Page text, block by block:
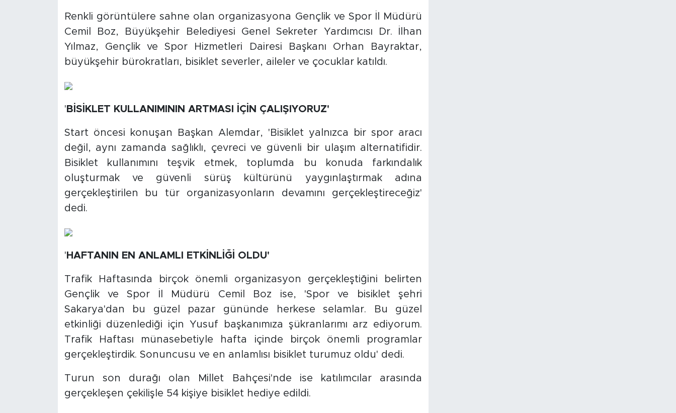
Renkli görüntülere sahne olan organizasyona Gençlik ve Spor İl Müdürü
Cemil Boz, Büyükşehir Belediyesi Genel Sekreter Yardımcısı Dr. İlhan
Yılmaz, Gençlik ve Spor Hizmetleri Dairesi Başkanı Orhan Bayraktar,
büyükşehir bürokratları, bisiklet severler, aileler ve çocuklar katıldı.
' BİSİKLET KULLANIMININ ARTMASI İÇİN ÇALIŞIYORUZ'
Start öncesi konuşan Başkan Alemdar, 'Bisiklet yalnızca bir spor aracı
değil, aynı zamanda sağlıklı, çevreci ve güvenli bir ulaşım alternatifidir.
Bisiklet kullanımını teşvik etmek, toplumda bu konuda farkındalık
oluşturmak ve güvenli sürüş kültürünü yaygınlaştırmak adına
gerçekleştirilen bu tür organizasyonların devamını gerçekleştireceğiz'
dedi.
' HAFTANIN EN ANLAMLI ETKİNLİĞİ OLDU'
Trafik Haftasında birçok önemli organizasyon gerçekleştiğini belirten
Gençlik ve Spor İl Müdürü Cemil Boz ise, 'Spor ve bisiklet şehri
Sakarya'dan bu güzel pazar gününde herkese selamlar. Bu güzel
etkinliği düzenlediği için Yusuf başkanımıza şükranlarımı arz ediyorum.
Trafik Haftası münasebetiyle hafta içinde birçok önemli programlar
gerçekleştirdik. Sonuncusu ve en anlamlısı bisiklet turumuz oldu' dedi.
Turun son durağı olan Millet Bahçesi'nde ise katılımcılar arasında
gerçekleşen çekilişle 54 kişiye bisiklet hediye edildi.